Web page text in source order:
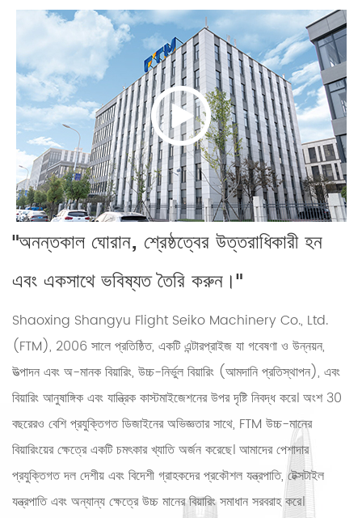
"অনন্তকাল ঘোরান, শ্রেষ্ঠত্বের উত্তরাধিকারী হন
এবং একসাথে ভবিষ্যত তৈরি করুন।"
Shaoxing Shangyu Flight Seiko Machinery Co., Ltd.
(FTM), 2006 সালে প্রতিষ্ঠিত, একটি এন্টারপ্রাইজ যা গবেষণা ও উন্নয়ন,
উত্পাদন এবং অ-মানক বিয়ারিং, উচ্চ-নির্ভুল বিয়ারিং (আমদানি প্রতিস্থাপন), এবং
বিয়ারিং আনুষাঙ্গিক এবং যান্ত্রিক কাস্টমাইজেশনের উপর দৃষ্টি নিবদ্ধ করে। অংশ 30
বছরেরও বেশি প্রযুক্তিগত ডিজাইনের অভিজ্ঞতার সাথে, FTM উচ্চ-মানের
বিয়ারিংয়ের ক্ষেত্রে একটি চমৎকার খ্যাতি অর্জন করেছে। আমাদের পেশাদার
প্রযুক্তিগত দল দেশীয় এবং বিদেশী গ্রাহকদের প্রকৌশল যন্ত্রপাতি, টেক্সটাইল
যন্ত্রপাতি এবং অন্যান্য ক্ষেত্রে উচ্চ মানের বিয়ারিং সমাধান সরবরাহ করে।